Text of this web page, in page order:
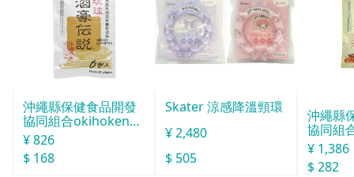
沖繩縣保健食品開發
協同組合okihoken琉
球酒豪傳說 6包
¥ 826
$ 168
Skater 涼感降溫頸環
¥ 2,480
$ 505
沖繩縣
協同組
球酒豪
6包入
¥ 1,386
$ 282